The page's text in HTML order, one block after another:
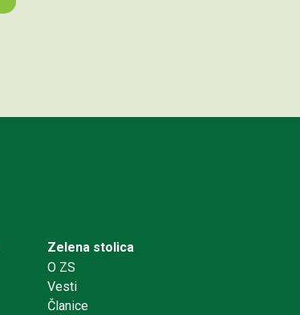
Zelena stolica
O ZS
Vesti
Članice